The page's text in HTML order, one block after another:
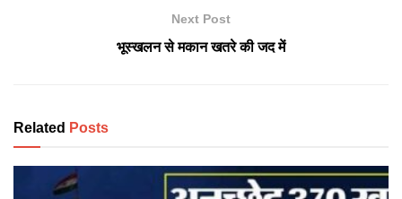
Next Post
भूस्खलन से मकान खतरे की जद में
Related Posts